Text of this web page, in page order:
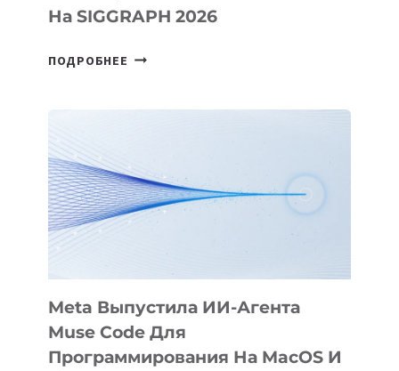
На SIGGRAPH 2026
ПОДРОБНЕЕ HIGGSFIELD
НА
SIGGRAPH
Meta Выпустила ИИ-Агента
Muse Code Для
Программирования На MacOS И